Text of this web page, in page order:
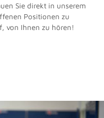
Sie direkt in unserem
Positionen zu
von Ihnen zu hören!